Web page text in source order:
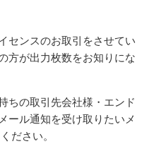
センスのお取引をさせてい
方が出力枚数をお知りにな
ちの取引先会社様・エンド
ール通知を受け取りたいメ
ださい。